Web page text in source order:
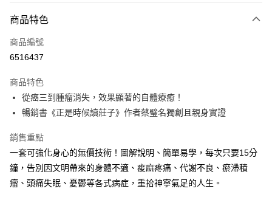
信用卡一次付款
超商取貨付款
Apple Pay
街口支付
悠遊付
ATM付款
商品特色
商品編號
6516437
商品特色
從癌三到腫瘤消失，效果顯著的自體療癒！
暢銷書《正是時候讀莊子》作者蔡璧名獨創且親身實證
銷售重點
一套可強化身心的無價技術！圖解說明、簡單易學，每次只要15分
鐘，告別因文明帶來的身體不適、痠麻疼痛、代謝不良、瘀滯積
瘤、頭痛失眠、憂鬱等各式病症，重拾神寧氣足的人生。